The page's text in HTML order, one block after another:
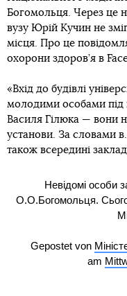
Богомольця. Через це
вузу Юрій Кучин не
місця. Про це
охорони здоров’я в
«Вхід до будівлі
молодими особами під
Василя Гілюка — вони
установи. За словами
також всередині
Невідомі особи
О.О.Богомольця.
Gepostet von
am